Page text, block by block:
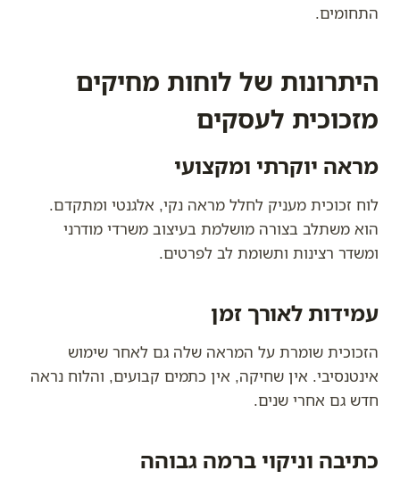
התחומים.
היתרונות של לוחות מחיקים
מזכוכית לעסקים
מראה יוקרתי ומקצועי
לוח זכוכית מעניק לחלל מראה נקי, אלגנטי ומתקדם.
הוא משתלב בצורה מושלמת בעיצוב משרדי מודרני
ומשדר רצינות ותשומת לב לפרטים.
עמידות לאורך זמן
הזכוכית שומרת על המראה שלה גם לאחר שימוש
אינטנסיבי. אין שחיקה, אין כתמים קבועים, והלוח נראה
חדש גם אחרי שנים.
כתיבה וניקוי ברמה גבוהה